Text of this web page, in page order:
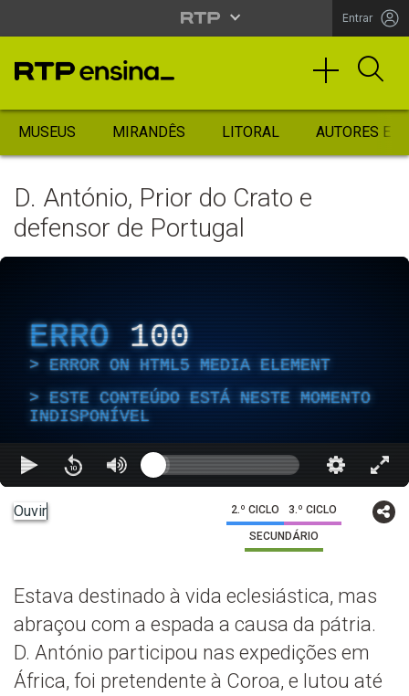
Entrar
MUSEUS MIRANDÊS LITORAL AUTORES
D. António, Prior do Crato e
defensor de Portugal
ERRO 100
ERROR ON HTML5 MEDIA ELEMENT
ESTE CONTEÚDO ESTÁ NESTE MOMENTO
INDISPONÍVEL
Ouvir 2.º CICLO 3.º CICLO
SECUNDÁRIO
Estava destinado à vida eclesiástica, mas
abraçou com a espada a causa da pátria.
D. António participou nas expedições em
África, foi pretendente à Coroa, e lutou até